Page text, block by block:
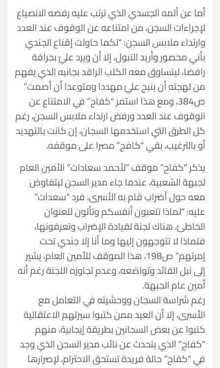
أما عن ألمه الجسدي الذي ترتب عليه رفضه الانصياع
لإجراءات السجن، من امتناعه عن الوقوف عند العدد
وارتداء ملابس السجن: “لكما حاولت إقناع الجندي
بأني محصور وأريد التبول، إلا أن ويرد عليّ بجرافة
رافضا، ليتساوق معه الكلب الراقد بجانبه الذي يفهم
من لهجته أن ينبح عليّ مهددا ومتوعدا أن أصمت”
ص384، ومع هذا استمر “كفاح” في الامتناع عن
الوقوف عند العدد ورفض ارتداء ملابس السجن، رغم
كل الطرق التي استخدمها السجان، إن كانت بالتهديد
أو بالترغيب، بقي “كافح” مصرا على موقفه.
يذكر “كفاح” موقف “لأحمد سعادات” الأمين العام
لجبهة الشعبية، عندما جاء مدير السجن ليتفاوض
معه حول أضراب قام به الأسرى، فرد “سعدات”
عليه: “لماذا تتعبون أنفسكم وتأتون للعنوان
الخاطئ، هناك لجنة لقيادة الإضراب وتعرفونها،
فلماذا لا تتوجهون إليها وما أنا إلا جندي تحت
إمرتهم” ص198، هذا الموقف للأمين العام، يشير
إلى نبل القائد وتواضعه، وعدم تجاوزه اللجنة رغم أنه
أمين عام الجبهة.
رغم شراسة السجان ووحشيته في التعامل مع
الأسرى، إلا أن العيد ممن كتبوا سيرتهم الاعتقالية
كتبوا عن بعض السجانين بطريقة إيجابية، منهم
“كفاح” الذي يتحدث عن نائب مدير السجن الذي وجد
في “كفاح” حالة فريدة تستحق الاحترام، لإصرارها